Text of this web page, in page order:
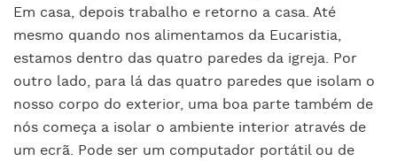
Em casa, depois trabalho e retorno a casa. Até
mesmo quando nos alimentamos da Eucaristia,
estamos dentro das quatro paredes da igreja. Por
outro lado, para lá das quatro paredes que isolam o
nosso corpo do exterior, uma boa parte também de
nós começa a isolar o ambiente interior através de
um ecrã. Pode ser um computador portátil ou de